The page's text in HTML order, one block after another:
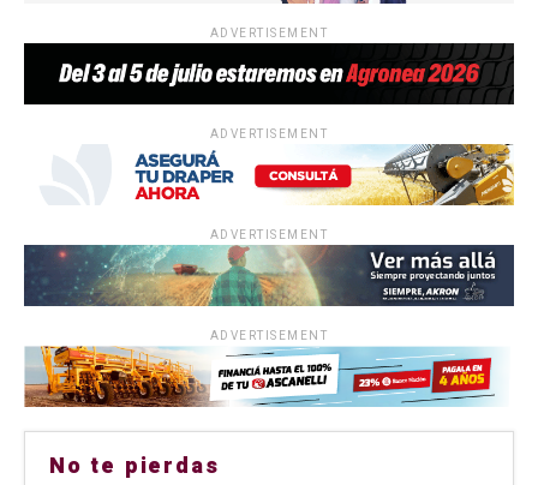
ADVERTISEMENT
ADVERTISEMENT
ADVERTISEMENT
ADVERTISEMENT
No te pierdas